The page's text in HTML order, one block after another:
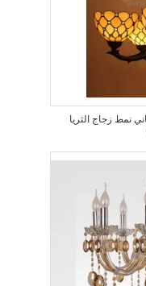
نمط زجاج الثريا